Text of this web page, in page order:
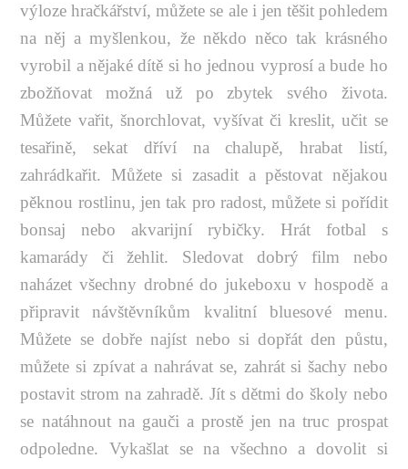
výloze hračkářství, můžete se ale i jen těšit pohledem
na něj a myšlenkou, že někdo něco tak krásného
vyrobil a nějaké dítě si ho jednou vyprosí a bude ho
zbožňovat možná už po zbytek svého života.
Můžete vařit, šnorchlovat, vyšívat či kreslit, učit se
tesařině, sekat dříví na chalupě, hrabat listí,
zahrádkařit. Můžete si zasadit a pěstovat nějakou
pěknou rostlinu, jen tak pro radost, můžete si pořídit
bonsaj nebo akvarijní rybičky. Hrát fotbal s
kamarády či žehlit. Sledovat dobrý film nebo
naházet všechny drobné do jukeboxu v hospodě a
připravit návštěvníkům kvalitní bluesové menu.
Můžete se dobře najíst nebo si dopřát den půstu,
můžete si zpívat a nahrávat se, zahrát si šachy nebo
postavit strom na zahradě. Jít s dětmi do školy nebo
se natáhnout na gauči a prostě jen na truc prospat
odpoledne. Vykašlat se na všechno a dovolit si